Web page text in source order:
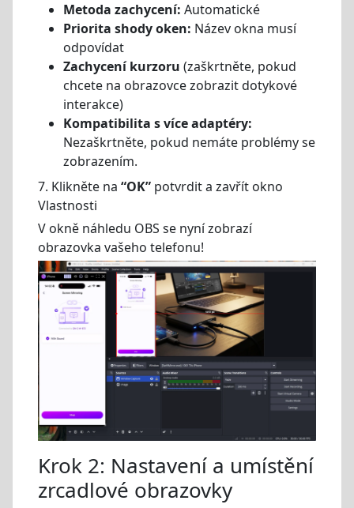
Metoda zachycení: Automatické
Priorita shody oken: Název okna musí
odpovídat
Zachycení kurzoru (zaškrtněte, pokud
chcete na obrazovce zobrazit dotykové
interakce)
Kompatibilita s více adaptéry:
Nezaškrtněte, pokud nemáte problémy se
zobrazením.
7. Klikněte na “OK” potvrdit a zavřít okno
Vlastnosti
V okně náhledu OBS se nyní zobrazí
obrazovka vašeho telefonu!
Krok 2: Nastavení a umístění
zrcadlové obrazovky